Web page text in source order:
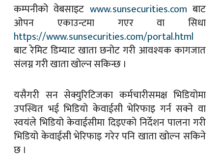
कम्पनीको वेबसाइट www.sunsecurities.com बाट
ओपन एकाउन्टमा गएर वा सिधा
https://www.sunsecurities.com/portal.html
बाट रेमिट डिम्याट खाता छनोट गरी आवश्यक कागजात
संलग्न गरी खाता खोल्न सकिन्छ ।
यसैगरी सन सेक्युरिटिजका कर्मचारीसमक्ष भिडियोमा
उपस्थित भई भिडियो केवाईसी भेरिफाइ गर्न सक्ने वा
स्वयंले भिडियो केवाईसीमा दिइएको निर्देशन पालना गरी
भिडियो केवाईसी भेरिफाइ गरेर पनि खाता खोल्न सकिने
छ ।